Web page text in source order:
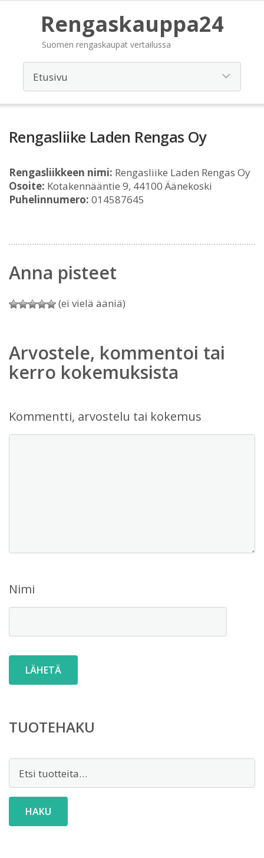
Rengaskauppa24
Suomen rengaskaupat vertailussa
Rengasliike Laden Rengas Oy
Rengasliikkeen nimi: Rengasliike Laden Rengas Oy
Osoite: Kotakennääntie 9, 44100 Äänekoski
Puhelinnumero: 014587645
Anna pisteet
(ei vielä ääniä)
Arvostele, kommentoi tai
kerro kokemuksista
Kommentti, arvostelu tai kokemus
Nimi
TUOTEHAKU
HAKU